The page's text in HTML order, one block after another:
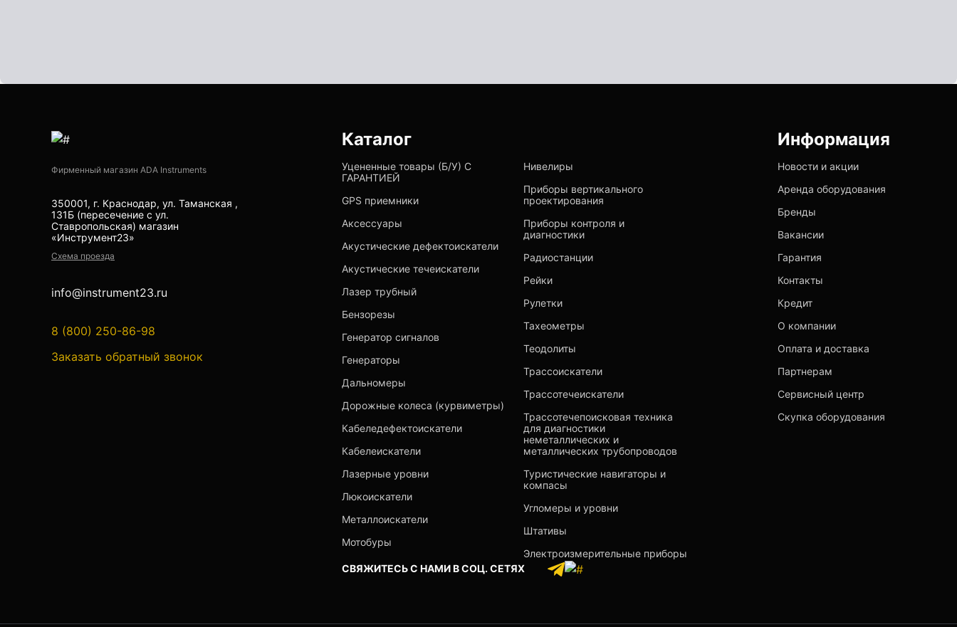
Рейки RGK
Рулетки
Измерительная рулетка
Измерительная рулетка С ПОВЕРКОЙ
Теодолиты
Аксессуары для теодолитов
Уровни ADA — пузырьковые и
Фирменный магазин ADA Instruments
350001, г. Краснодар, ул. Таманская ,
131Б (пересечение с ул.
Ставропольская) магазин
«Инструмент23»
Схема проезда
info@instrument23.ru
8 (800) 250-86-98
Заказать обратный звонок
Каталог
Уцененные товары (Б/У) С
ГАРАНТИЕЙ
GPS приемники
Аксессуары
Акустические дефектоискатели
Акустические течеискатели
Лазер трубный
Бензорезы
Генератор сигналов
Генераторы
Дальномеры
Дорожные колеса (курвиметры)
Кабеледефектоискатели
Кабелеискатели
Лазерные уровни
Люкоискатели
Металлоискатели
Мотобуры
Нивелиры
Приборы вертикального
проектирования
Приборы контроля и
диагностики
Радиостанции
Рейки
Рулетки
Тахеометры
Теодолиты
Трассоискатели
Трассотечеискатели
Трассотечепоисковая техника
для диагностики
неметаллических и
металлических трубопроводов
Туристические навигаторы и
компасы
Угломеры и уровни
Штативы
Электроизмерительные приборы
Информация
Новости и акции
Аренда оборудования
Бренды
Вакансии
Гарантия
Контакты
Кредит
О компании
Оплата и доставка
Партнерам
Сервисный центр
Скупка оборудования
СВЯЖИТЕСЬ С НАМИ В СОЦ. СЕТЯХ